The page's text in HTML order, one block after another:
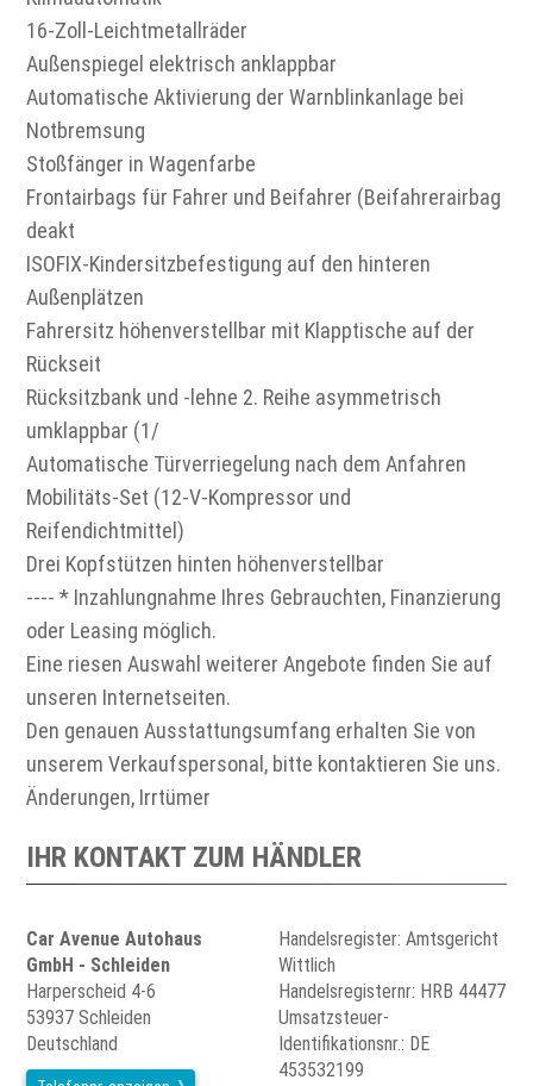
16-Zoll-Leichtmetallräder
Außenspiegel elektrisch anklappbar
Automatische Aktivierung der Warnblinkanlage bei
Notbremsung
Stoßfänger in Wagenfarbe
Frontairbags für Fahrer und Beifahrer (Beifahrerairbag
deakt
ISOFIX-Kindersitzbefestigung auf den hinteren
Außenplätzen
Fahrersitz höhenverstellbar mit Klapptische auf der
Rückseit
Rücksitzbank und -lehne 2. Reihe asymmetrisch
umklappbar (1/
Automatische Türverriegelung nach dem Anfahren
Mobilitäts-Set (12-V-Kompressor und
Reifendichtmittel)
Drei Kopfstützen hinten höhenverstellbar
---- * Inzahlungnahme Ihres Gebrauchten, Finanzierung
oder Leasing möglich.
Eine riesen Auswahl weiterer Angebote finden Sie auf
unseren Internetseiten.
Den genauen Ausstattungsumfang erhalten Sie von
unserem Verkaufspersonal, bitte kontaktieren Sie uns.
Änderungen, Irrtümer
IHR KONTAKT ZUM HÄNDLER
Car Avenue Autohaus
GmbH - Schleiden
Harperscheid 4-6
53937 Schleiden
Deutschland
Handelsregister: Amtsgericht
Wittlich
Handelsregisternr: HRB 44477
Umsatzsteuer-
Identifikationsnr.: DE
453532199